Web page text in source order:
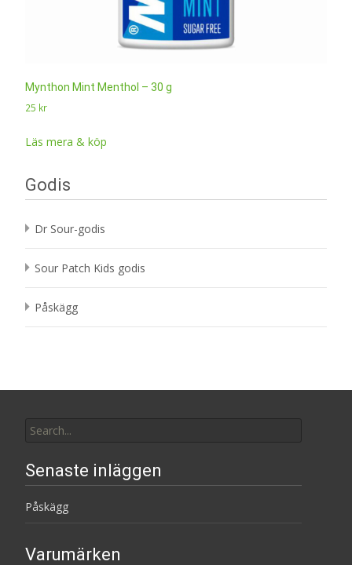
Mynthon Mint Menthol – 30 g
25 kr
Läs mera & köp
Godis
Dr Sour-godis
Sour Patch Kids godis
Påskägg
for:
Senaste inläggen
Påskägg
Varumärken